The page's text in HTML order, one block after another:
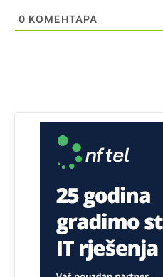
0 КОМЕНТАРА
БиХ није гласала да је
р а ц по самару луди турко.
Анонимно2807895 јуче 12:18
Drzi pod kontrolom tri
ponasanje...Uzivotu brani
slabije.Iz zivota iskljuci tri
dok si ziv gaji tri
prijateljstvo!!
Анонимно2806721 јуче 12:39
791 BiH nije priznala
genocidna tvorevina pravi
davnopriznala.Nasvakom